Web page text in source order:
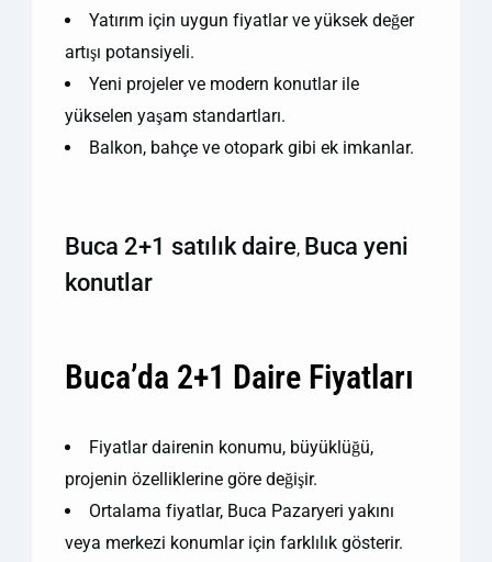
Yatırım için uygun fiyatlar ve yüksek değer
artışı potansiyeli.
Yeni projeler ve modern konutlar ile
yükselen yaşam standartları.
Balkon, bahçe ve otopark gibi ek imkanlar.
Buca 2+1 satılık daire, Buca yeni
konutlar
Buca’da 2+1 Daire Fiyatları
Fiyatlar dairenin konumu, büyüklüğü,
projenin özelliklerine göre değişir.
Ortalama fiyatlar, Buca Pazaryeri yakını
veya merkezi konumlar için farklılık gösterir.